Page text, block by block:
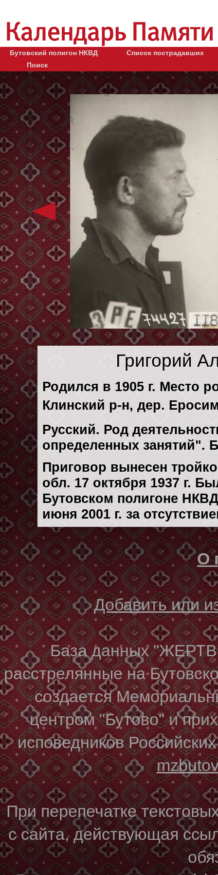
Бутовский полигон НКВД
Список пострадавших
Поиск
Григорий
Родился в 1905 г. Место
Клинский р-н, дер.
Русский. Род
определенных
Приговор вынесен
обл. 17 октября 1937 г.
Бутовском полигоне
июня 2001 г. за
О
Добавить или
База данных
расстрелянные на
создается
центром "Бутово" и
исповедников
При перепечатке
с сайта, действующая